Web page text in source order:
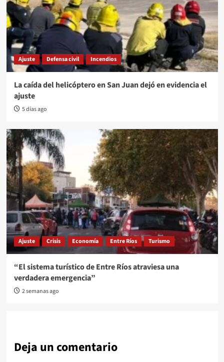
Ajuste Defensa civil Incendios
La caída del helicóptero en San Juan dejó en evidencia el
ajuste
5 días ago
Ajuste Crisis Economía Entre Ríos Turismo
“El sistema turístico de Entre Ríos atraviesa una
verdadera emergencia”
2 semanas ago
Deja un comentario